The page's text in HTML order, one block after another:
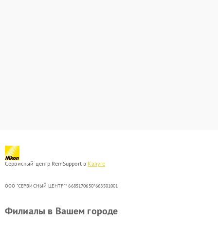
Сервисный центр RemSupport в Калуге
ООО "СЕРВИСНЫЙ ЦЕНТР"* 6685170650*668501001
Филиалы в Вашем городе